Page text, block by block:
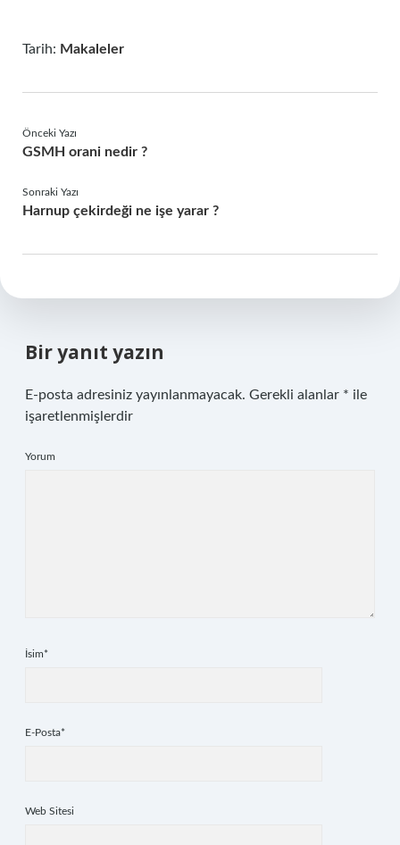
Tarih: Makaleler
Önceki Yazı
GSMH orani nedir ?
Sonraki Yazı
Harnup çekirdeği ne işe yarar ?
Bir yanıt yazın
E-posta adresiniz yayınlanmayacak. Gerekli alanlar * ile
işaretlenmişlerdir
Yorum
İsim*
E-Posta*
Web Sitesi